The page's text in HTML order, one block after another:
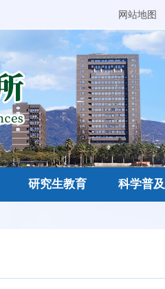
网站地图
研究生教育 科学普及